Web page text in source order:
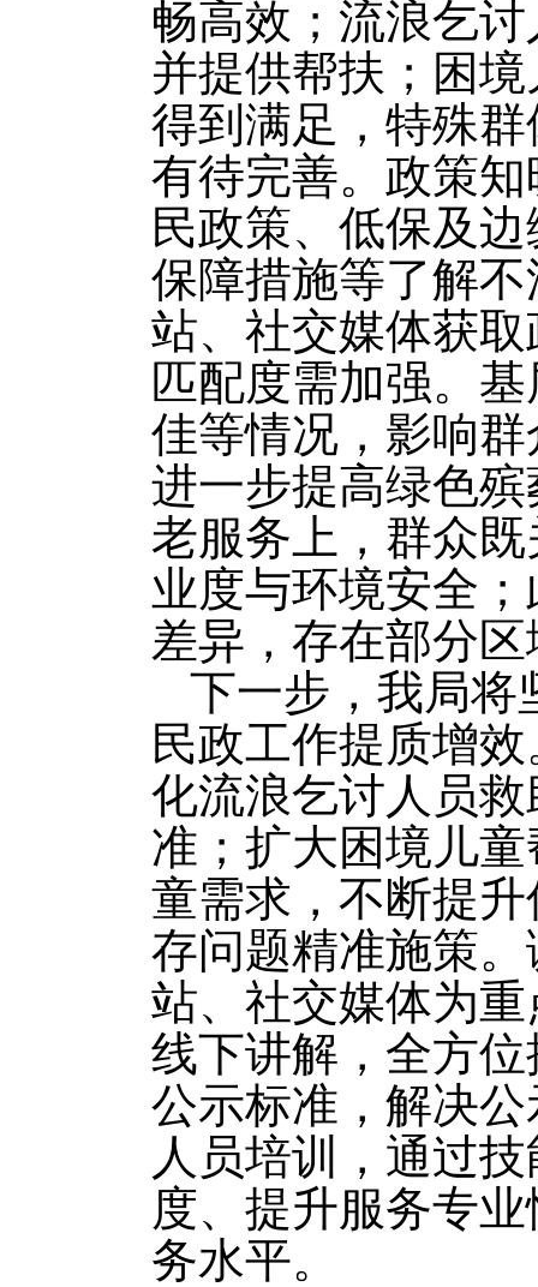
畅高效；流浪乞
并提供帮扶；困
得到满足，特殊
有待完善。政策
民政策、低保及
保障措施等了解
站、社交媒体获
匹配度需加强。
佳等情况，影响
进一步提高绿色
老服务上，群众
业度与环境安全
差异，存在部分
下一步，我局将
民政工作提质增
化流浪乞讨人员
准；扩大困境儿
童需求，不断提
存问题精准施策
站、社交媒体为
线下讲解，全方
公示标准，解决
人员培训，通过
度、提升服务专
务水平。